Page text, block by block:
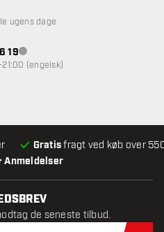
Anmeldelser
Gratisfragt ved køb over
ikke tilgængelig
ugens dage
19Kundeservice ikke tilgængelig
(engelsk)
de seneste tilbud.